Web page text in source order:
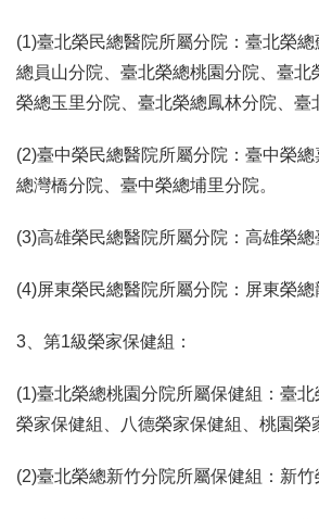
(1)臺北榮民總醫院所屬分院：臺北榮
總員山分院、臺北榮總桃園分院、臺北
榮總玉里分院、臺北榮總鳳林分院、臺
(2)臺中榮民總醫院所屬分院：臺中榮
總灣橋分院、臺中榮總埔里分院。
(3)高雄榮民總醫院所屬分院：高雄榮總
(4)屏東榮民總醫院所屬分院：屏東榮總
3、第1級榮家保健組：
(1)臺北榮總桃園分院所屬保健組：臺
榮家保健組、八德榮家保健組、桃園榮
(2)臺北榮總新竹分院所屬保健組：新竹